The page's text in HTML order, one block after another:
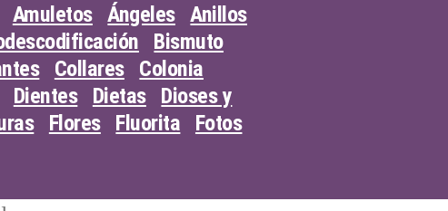
Amuletos Ángeles Anillos
Bismuto
Collares
Colonia
Dientes Dietas
Dioses y
Flores Fluorita
Fotos